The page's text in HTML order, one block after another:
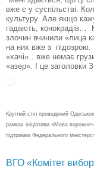
вже є у суспільстві.
культуру. Але якщо
гадають, конокрадів…
злочин вчинили «лица
на них вже з підозрою.
«хачі»…вже немає
«азер». І це заголовки
Круглий стіл проведений
рамках ініціативи «Мова
підтримки Федерального
ВГО «Комітет